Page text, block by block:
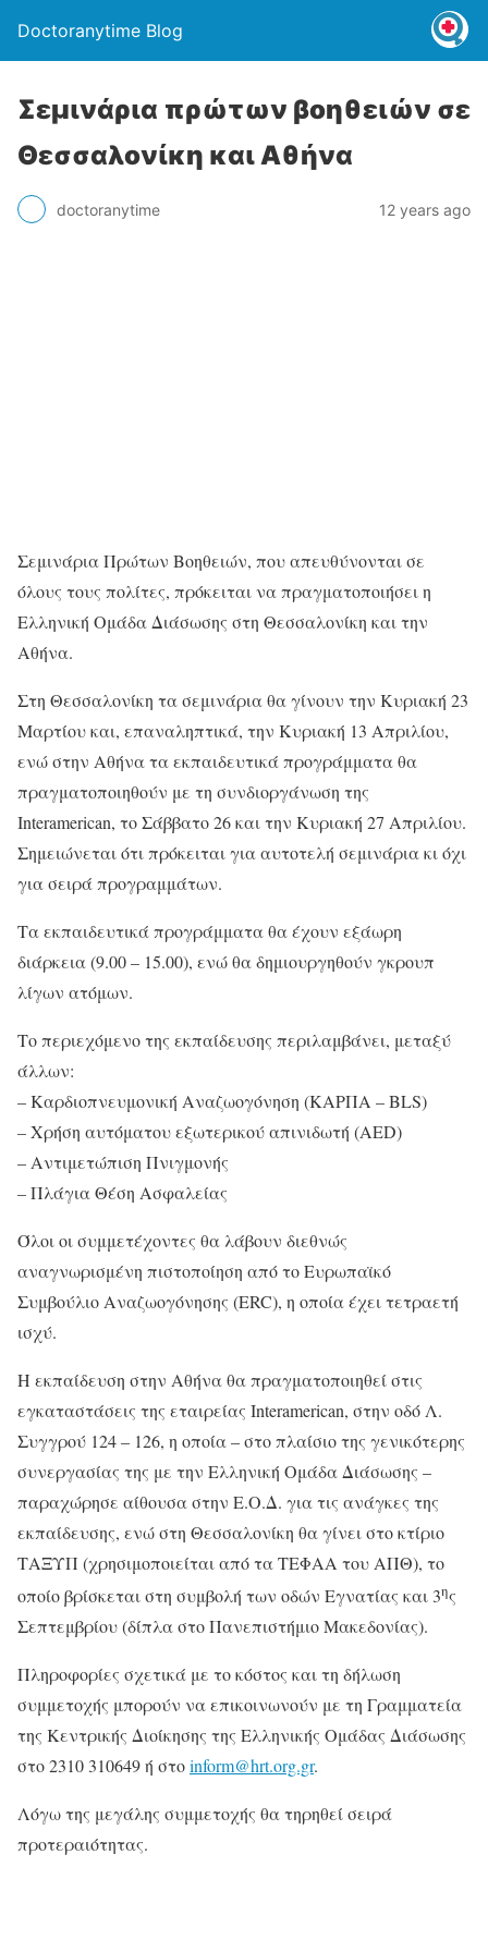
Doctoranytime Blog
Σεμινάρια πρώτων βοηθειών σε
Θεσσαλονίκη και Αθήνα
doctoranytime 12 years ago
Σεμινάρια Πρώτων Βοηθειών, που απευθύνονται σε
όλους τους πολίτες, πρόκειται να πραγματοποιήσει η
Ελληνική Ομάδα Διάσωσης στη Θεσσαλονίκη και την
Αθήνα.
Στη Θεσσαλονίκη τα σεμινάρια θα γίνουν την Κυριακή 23
Μαρτίου και, επαναληπτικά, την Κυριακή 13 Απριλίου,
ενώ στην Αθήνα τα εκπαιδευτικά προγράμματα θα
πραγματοποιηθούν με τη συνδιοργάνωση της
Interamerican, το Σάββατο 26 και την Κυριακή 27 Απριλίου.
Σημειώνεται ότι πρόκειται για αυτοτελή σεμινάρια κι όχι
για σειρά προγραμμάτων.
Τα εκπαιδευτικά προγράμματα θα έχουν εξάωρη
διάρκεια (9.00 – 15.00), ενώ θα δημιουργηθούν γκρουπ
λίγων ατόμων.
Το περιεχόμενο της εκπαίδευσης περιλαμβάνει, μεταξύ
άλλων:
– Καρδιοπνευμονική Αναζωογόνηση (ΚΑΡΠΑ – BLS)
– Χρήση αυτόματου εξωτερικού απινιδωτή (AED)
– Αντιμετώπιση Πνιγμονής
– Πλάγια Θέση Ασφαλείας
Όλοι οι συμμετέχοντες θα λάβουν διεθνώς
αναγνωρισμένη πιστοποίηση από το Ευρωπαϊκό
Συμβούλιο Αναζωογόνησης (ERC), η οποία έχει τετραετή
ισχύ.
Η εκπαίδευση στην Αθήνα θα πραγματοποιηθεί στις
εγκαταστάσεις της εταιρείας Interamerican, στην οδό Λ.
Συγγρού 124 – 126, η οποία – στο πλαίσιο της γενικότερης
συνεργασίας της με την Ελληνική Ομάδα Διάσωσης –
παραχώρησε αίθουσα στην Ε.Ο.Δ. για τις ανάγκες της
εκπαίδευσης, ενώ στη Θεσσαλονίκη θα γίνει στο κτίριο
ΤΑΞΥΠ (χρησιμοποιείται από τα ΤΕΦΑΑ του ΑΠΘ), το
οποίο βρίσκεται στη συμβολή των οδών Εγνατίας και 3ης
Σεπτεμβρίου (δίπλα στο Πανεπιστήμιο Μακεδονίας).
Πληροφορίες σχετικά με το κόστος και τη δήλωση
συμμετοχής μπορούν να επικοινωνούν με τη Γραμματεία
της Κεντρικής Διοίκησης της Ελληνικής Ομάδας Διάσωσης
στο 2310 310649 ή στοinform@hrt.org.gr.
Λόγω της μεγάλης συμμετοχής θα τηρηθεί σειρά
προτεραιότητας.